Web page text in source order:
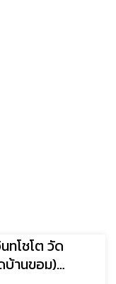
ทโชโต วัด
บ้านขอม)